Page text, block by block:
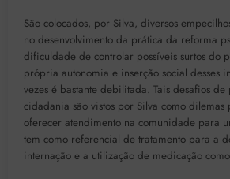
São colocados, por Silva, diversos
no desenvolvimento da prática da reforma
dificuldade de controlar possíveis surtos do
própria autonomia e inserção social desses
vezes é bastante debilitada. Tais desafios
cidadania são vistos por Silva como dilemas
oferecer atendimento na comunidade para
tem como referencial de tratamento para a
internação e a utilização de medicação